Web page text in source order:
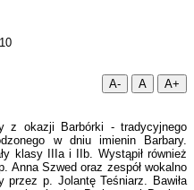
A- A A+
z okazji Barbórki - tradycyjnego
w dniu imienin Barbary.
klasy IIIa i IIb. Wystąpił również
Anna Szwed oraz zespół wokalno
przez p. Jolantę Teśniarz. Bawiła